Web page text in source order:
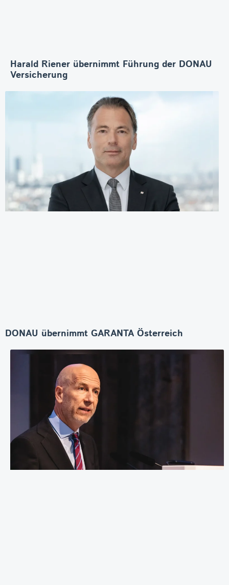
Harald Riener übernimmt Führung der DONAU
Versicherung
DONAU übernimmt GARANTA Österreich